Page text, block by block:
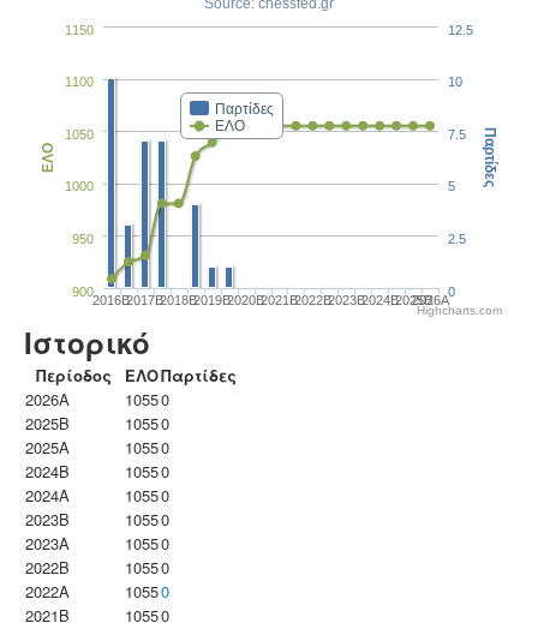
Source: chessfed.gr
Παρτίδες
ΕΛΟ
2016B2017B2018B2019B2020B2021B2022B2023B2024B2025B2026A
900
950
1000
1050
1100
1150
ΕΛΟ
0
2.5
5
7.5
10
12.5
Παρτίδες
Highcharts.com
Ιστορικό
Περίοδος ΕΛΟΠαρτίδες
2026A
10550
2025B
10550
2025A
10550
2024B
10550
2024A
10550
2023B
10550
2023Α
10550
2022B
10550
2022A
10550
2021B
10550